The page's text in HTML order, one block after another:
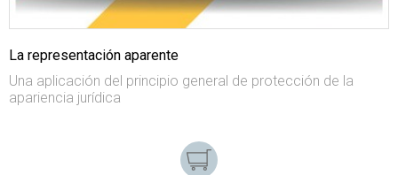
La representación aparente
Una aplicación del principio general de protección de la
apariencia jurídica